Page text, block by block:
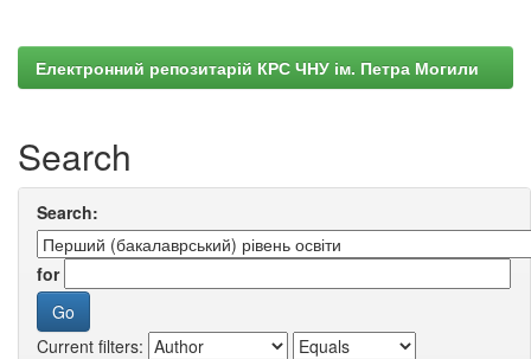
Електронний репозитарій КРС ЧНУ ім. Петра Могили
Search
Search:
for
Current filters: